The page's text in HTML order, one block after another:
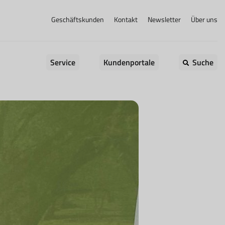
Geschäftskunden Kontakt Newsletter Über uns
Service Kundenportale Suche